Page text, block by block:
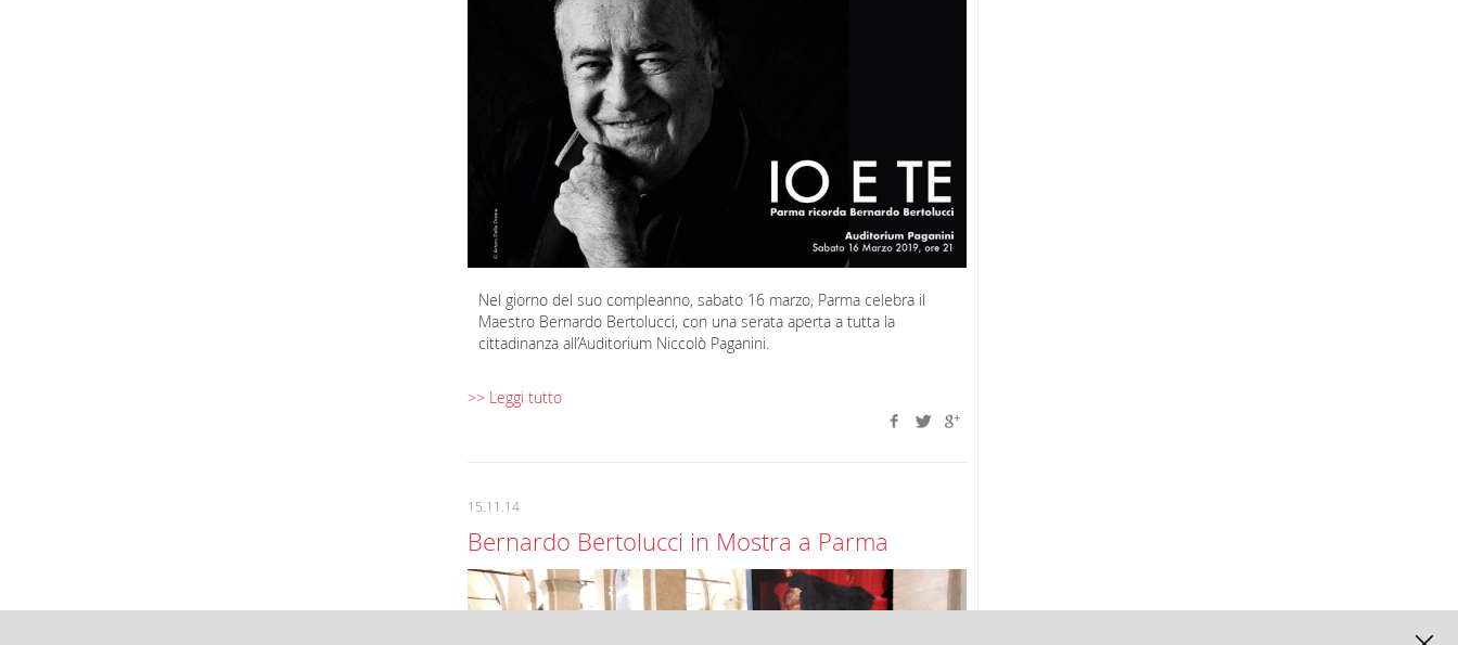
Nel giorno del suo compleanno, sabato 16 marzo, Parma celebra il
Maestro Bernardo Bertolucci, con una serata aperta a tutta la
cittadinanza all’Auditorium Niccolò Paganini.
>> Leggi tutto
15.11.14
Bernardo Bertolucci in Mostra a Parma